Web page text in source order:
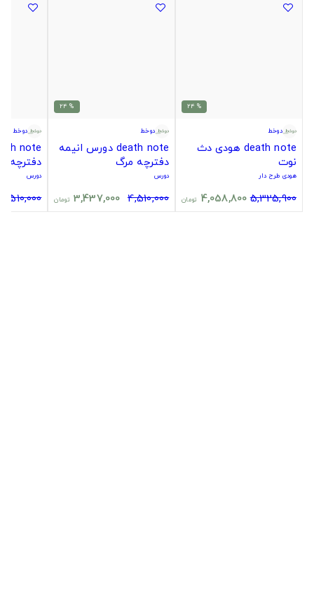
% 24
دوخط
death note هودی دث
نوت
هودی طرح دار
5,325,900
4,058,800 تومان
% 24
دوخط
death note دورس انیمه
دفترچه مرگ
دورس
4,510,000
3,437,000 تومان
دوخط
دفترچه
دورس
4,510,000